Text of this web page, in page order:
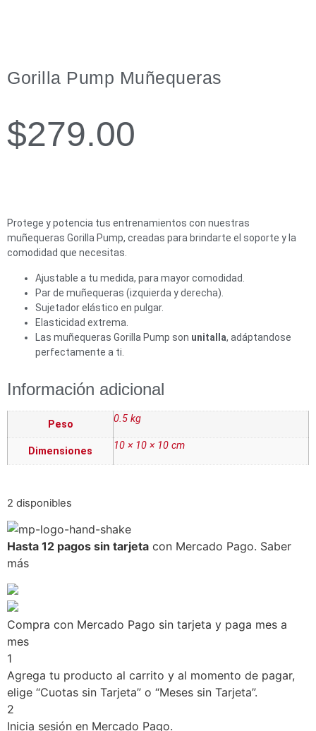
Gorilla Pump Muñequeras
$279.00
Protege y potencia tus entrenamientos con nuestras
muñequeras Gorilla Pump, creadas para brindarte el soporte y la
comodidad que necesitas.
Ajustable a tu medida, para mayor comodidad.
Par de muñequeras (izquierda y derecha).
Sujetador elástico en pulgar.
Elasticidad extrema.
Las muñequeras Gorilla Pump son unitalla, adáptandose
perfectamente a ti.
Información adicional
Peso 0.5 kg
Dimensiones 10 × 10 × 10 cm
2 disponibles
Hasta 12 pagos sin tarjeta con Mercado Pago. Saber
más
Compra con Mercado Pago sin tarjeta y paga mes a
mes
1
Agrega tu producto al carrito y al momento de pagar,
elige “Cuotas sin Tarjeta” o “Meses sin Tarjeta”.
2
Inicia sesión en Mercado Pago.